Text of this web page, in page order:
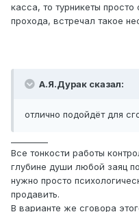
касса, то турникеты
прохода, встречал такое
А.Я.Дурак сказал:
отлично подойдёт для
Все тонкости работы
глубине души любой заяц
нужно просто
продавить.
В варианте же сговора